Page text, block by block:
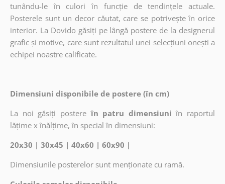
tunându-le în culori în funcție de tendințele actuale.
Posterele sunt un decor căutat, care se potrivește în orice
interior. La Dovido găsiți pe lângă postere de la designerul
grafic și motive, care sunt rezultatul unei selecțiuni onești a
echipei noastre calificate.
Dimensiuni disponibile de postere (în cm)
La noi găsiți postere în patru dimensiuni în raportul
lățime x înălțime, în special în dimensiuni:
20x30 | 30x45 | 40x60 | 60x90 |
Dimensiunile posterelor sunt menționate cu ramă.